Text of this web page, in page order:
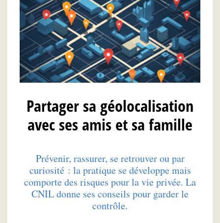
Partager sa géolocalisation
avec ses amis et sa famille
Prévenir, rassurer, se retrouver ou par
curiosité : la pratique se développe mais
comporte des risques pour la vie privée. La
CNIL donne ses conseils pour garder le
contrôle.